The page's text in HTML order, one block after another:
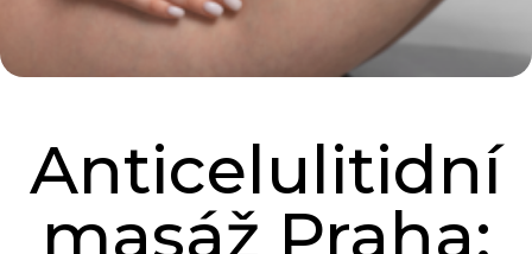
Anticelulitidní
masáž Praha: